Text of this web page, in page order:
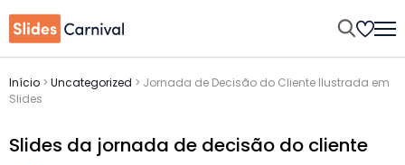
Início > Uncategorized > Jornada de Decisão do Cliente Ilustrada em
Slides
Slides da jornada de decisão do cliente